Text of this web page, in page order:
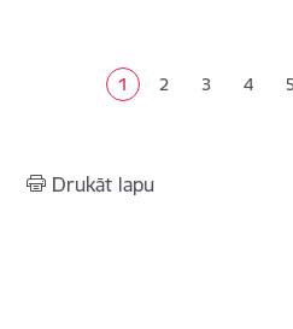
Pašreizējā lapa
1 Lapa
2 Lapa
3 Lapa
4
Drukāt lapu